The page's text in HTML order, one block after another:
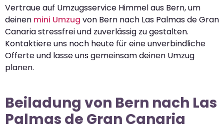
Vertraue auf Umzugsservice Himmel aus Bern, um
deinen mini Umzug von Bern nach Las Palmas de Gran
Canaria stressfrei und zuverlässig zu gestalten.
Kontaktiere uns noch heute für eine unverbindliche
Offerte und lasse uns gemeinsam deinen Umzug
planen.
Beiladung von Bern nach Las
Palmas de Gran Canaria